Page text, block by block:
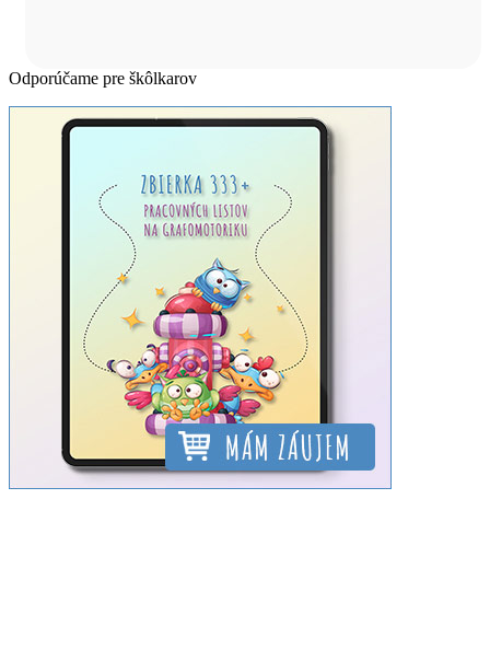
Odporúčame pre škôlkarov